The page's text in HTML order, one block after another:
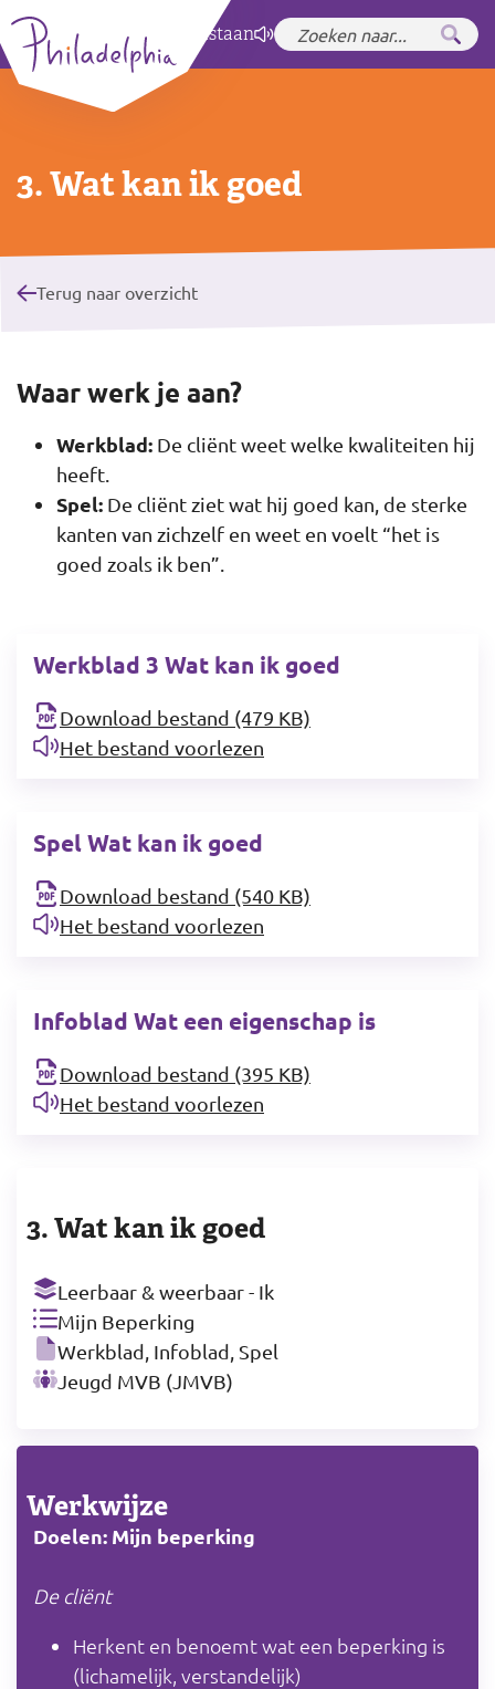
Zet hoog contrastaan
3. Wat kan ik goed
Terug naar overzicht
Waar werk je aan?
Werkblad: De cliënt weet welke kwaliteiten hij
heeft.
Spel: De cliënt ziet wat hij goed kan, de sterke
kanten van zichzelf en weet en voelt “het is
goed zoals ik ben”.
Werkblad 3 Wat kan ik goed
Download bestand (479 KB)
Het bestand voorlezen
Spel Wat kan ik goed
Download bestand (540 KB)
Het bestand voorlezen
Infoblad Wat een eigenschap is
Download bestand (395 KB)
Het bestand voorlezen
3. Wat kan ik goed
Leerbaar & weerbaar - Ik
Mijn Beperking
Werkblad, Infoblad, Spel
Jeugd MVB (JMVB)
Werkwijze
Doelen: Mijn beperking
De cliënt
Herkent en benoemt wat een beperking is
(lichamelijk, verstandelijk)